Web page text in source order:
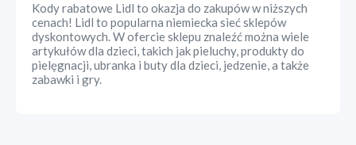
Kody rabatowe Lidl to okazja do zakupów w niższych
cenach! Lidl to popularna niemiecka sieć sklepów
dyskontowych. W ofercie sklepu znaleźć można wiele
artykułów dla dzieci, takich jak pieluchy, produkty do
pielęgnacji, ubranka i buty dla dzieci, jedzenie, a także
zabawki i gry.